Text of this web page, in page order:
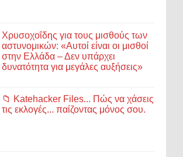
Χρυσοχοΐδης για τους μισθούς των
αστυνομικών: «Αυτοί είναι οι μισθοί
στην Ελλάδα – Δεν υπάρχει
δυνατότητα για μεγάλες αυξήσεις»
📁 Katehacker Files... Πώς να χάσεις
τις εκλογές... παίζοντας μόνος σου.